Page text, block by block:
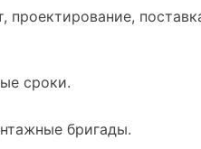
проектирование,
сроки.
бригады.